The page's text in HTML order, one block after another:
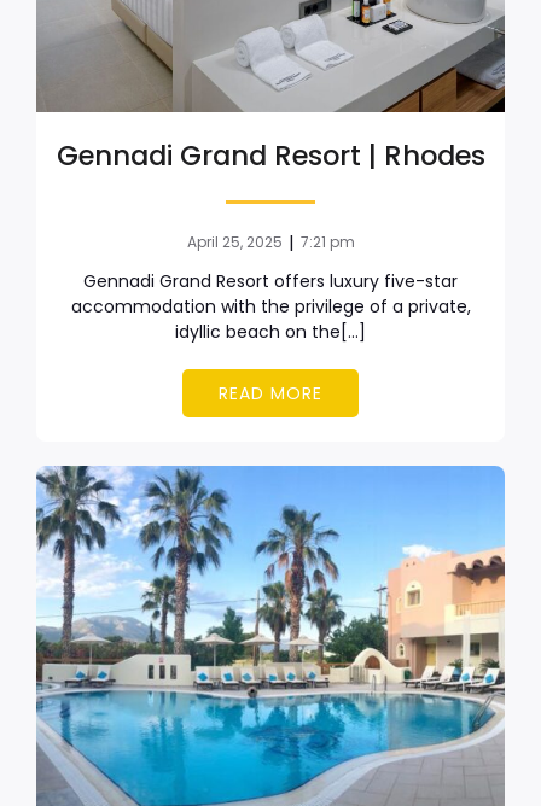
Gennadi Grand Resort | Rhodes
April 25, 2025 | 7:21 pm
Gennadi Grand Resort offers luxury five-star
accommodation with the privilege of a private,
idyllic beach on the[…]
READ MORE